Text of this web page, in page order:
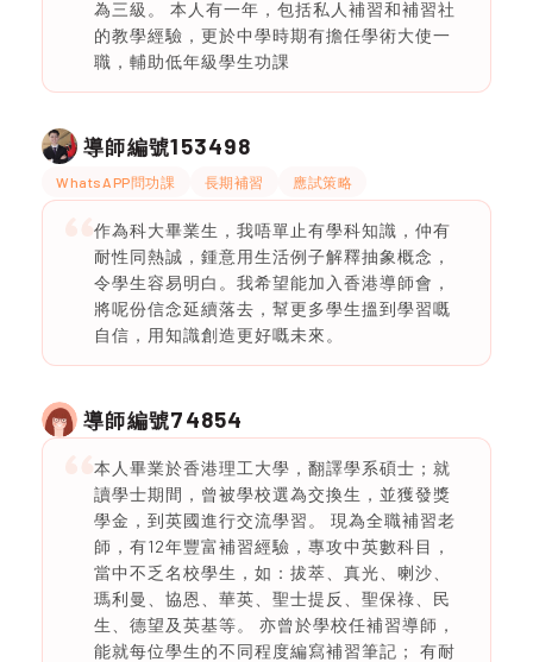
為三級。 本人有一年，包括私人補習和補習社
的教學經驗，更於中學時期有擔任學術大使一
職，輔助低年級學生功課
導師編號153498
WhatsAPP問功課 長期補習 應試策略
作為科大畢業生，我唔單止有學科知識，仲有
耐性同熱誠，鍾意用生活例子解釋抽象概念，
令學生容易明白。我希望能加入香港導師會，
將呢份信念延續落去，幫更多學生搵到學習嘅
自信，用知識創造更好嘅未來。
導師編號74854
本人畢業於香港理工大學，翻譯學系碩士；就
讀學士期間，曾被學校選為交換生，並獲發獎
學金，到英國進行交流學習。 現為全職補習老
師，有12年豐富補習經驗，專攻中英數科目，
當中不乏名校學生，如：拔萃、真光、喇沙、
瑪利曼、協恩、華英、聖士提反、聖保祿、民
生、德望及英基等。 亦曾於學校任補習導師，
能就每位學生的不同程度編寫補習筆記； 有耐